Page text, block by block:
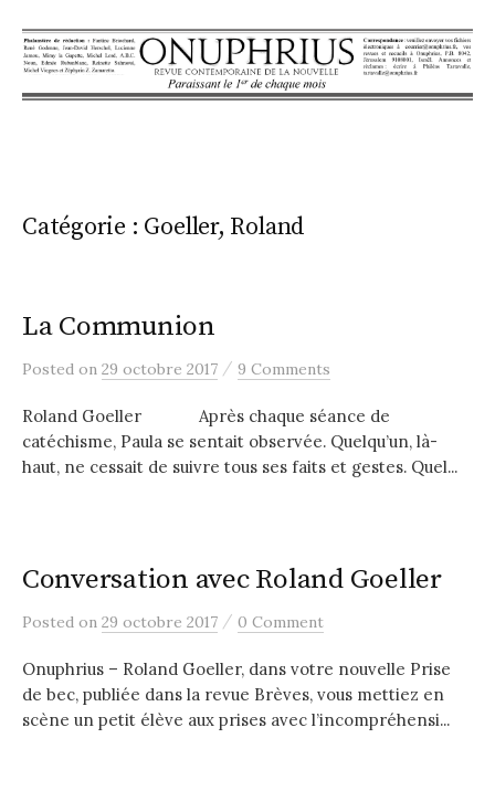
k
i
p
o
e
n
t
Catégorie : Goeller, Roland
La Communion
Posted on 29 octobre 2017 / 9 Comments
Roland Goeller Après chaque séance de
catéchisme, Paula se sentait observée. Quelqu’un, là-
haut, ne cessait de suivre tous ses faits et gestes. Quel...
Conversation avec Roland Goeller
Posted on 29 octobre 2017 / 0 Comment
Onuphrius – Roland Goeller, dans votre nouvelle Prise
de bec, publiée dans la revue Brèves, vous mettiez en
scène un petit élève aux prises avec l’incompréhensi...